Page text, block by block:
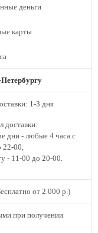
деньги
карты
1-3 дня
доставки:
дни - любые 4 часа с
22-00,
- 11-00 до 20-00.
от 2 000 р.)
при получении